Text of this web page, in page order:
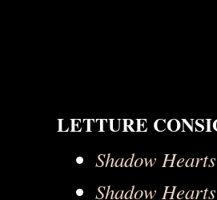
LETTURE
Shadow Hearts
Shadow Hearts